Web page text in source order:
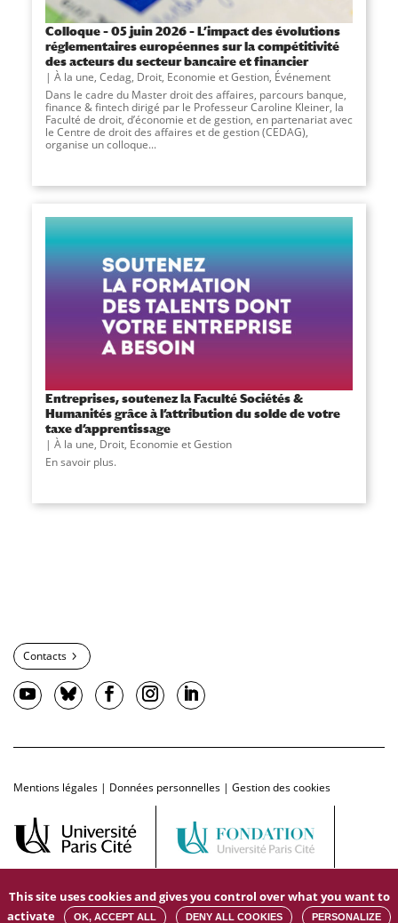
Colloque – 05 juin 2026 – L’impact des évolutions
réglementaires européennes sur la compétitivité
des acteurs du secteur bancaire et financier
À la une, Cedag, Droit, Economie et Gestion, Événement
Dans le cadre du Master droit des affaires, parcours banque,
finance & fintech dirigé par le Professeur Caroline Kleiner, la
Faculté de droit, d’économie et de gestion, en partenariat avec
le Centre de droit des affaires et de gestion (CEDAG),
organise un colloque...
Entreprises, soutenez la Faculté Sociétés &
Humanités grâce à l’attribution du solde de votre
taxe d’apprentissage
À la une, Droit, Economie et Gestion
En savoir plus.
Contacts
Mentions légales | Données personnelles | Gestion des cookies
This site uses cookies and gives you control over what you want to
activate
OK, ACCEPT ALL DENY ALL COOKIES PERSONALIZE